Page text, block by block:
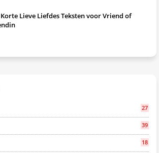
Korte Lieve Liefdes Teksten voor Vriend of
27
39
18